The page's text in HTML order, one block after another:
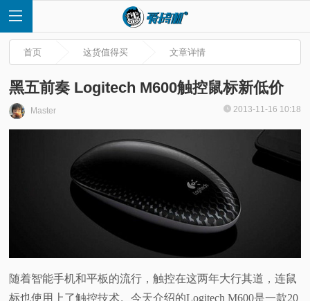
测
首页 这货值得买 文章详情
黑五前奏 Logitech M600触控鼠标新低价
Master 2013-11-16 10:18
随着智能手机和平板的流行，触控在这两年大行其道，连鼠
标也使用上了触控技术。今天介绍的Logitech M600是一款20